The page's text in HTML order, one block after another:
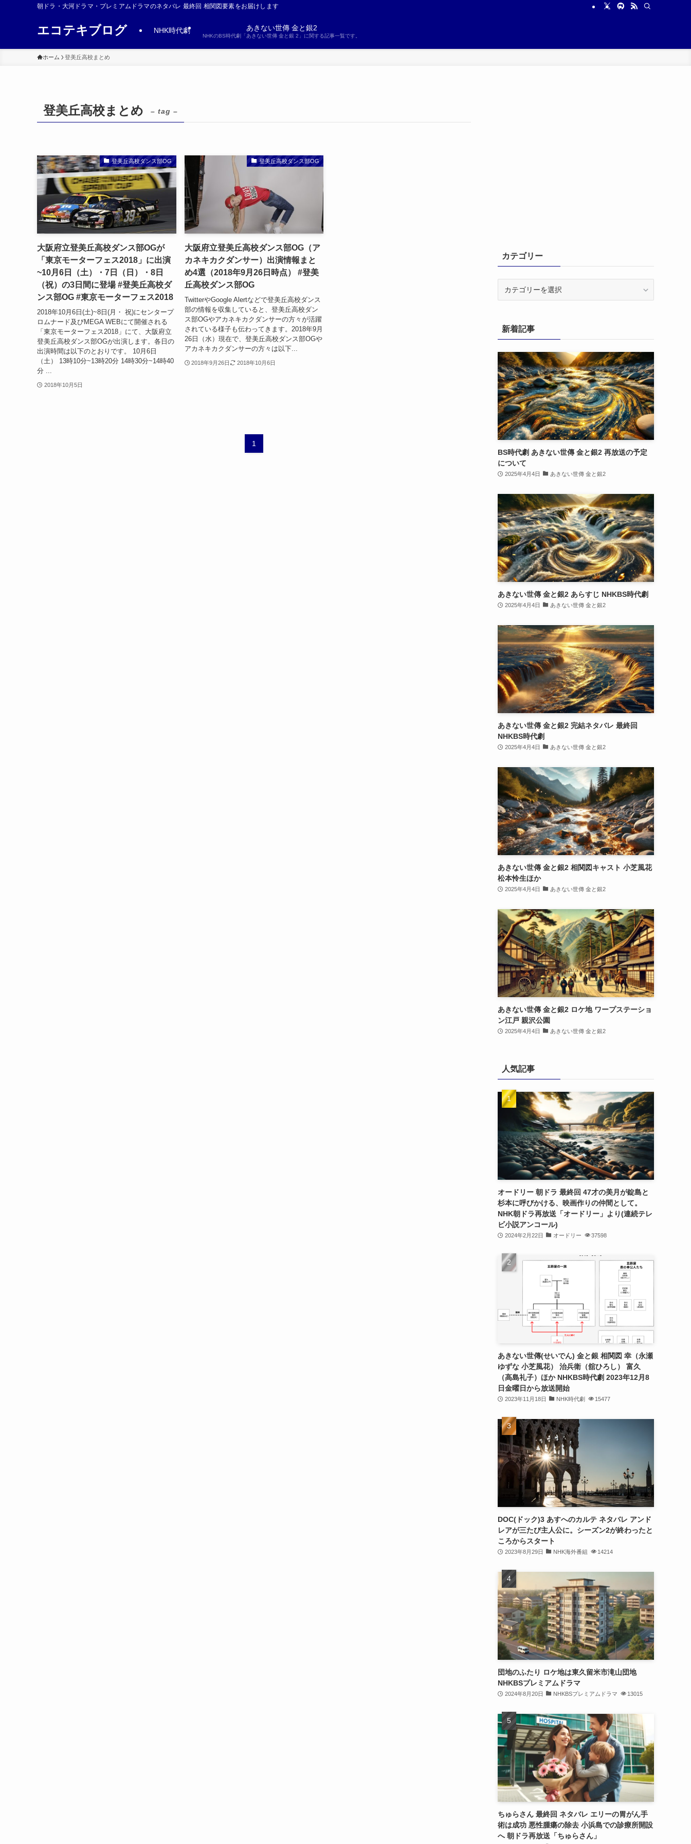
朝ドラ・大河ドラマ・プレミアムドラマのネタバレ 最終回 相関図要素をお届けします
エコテキブログ NHK時代劇 あきない世傳 金と銀2
NHKのBS時代劇「あきない世傳 金と銀 2」に関する記事一覧です。
ホーム 登美丘高校まとめ
登美丘高校まとめ – tag –
登美丘高校ダンス部OG
大阪府立登美丘高校ダンス部OGが
「東京モーターフェス2018」に出演
~10月6日（土）・7日（日）・8日
（祝）の3日間に登場 #登美丘高校ダ
ンス部OG #東京モーターフェス2018
2018年10月6日(土)~8日(月・ 祝)にセンタープ
ロムナード及びMEGA WEBにて開催される
「東京モーターフェス2018」にて、大阪府立
登美丘高校ダンス部OGが出演します。各日の
出演時間は以下のとおりです。 10月6日
（土） 13時10分~13時20分 14時30分~14時40
分 ...
2018年10月5日
登美丘高校ダンス部OG
大阪府立登美丘高校ダンス部OG（ア
カネキカクダンサー）出演情報まと
め4選（2018年9月26日時点） #登美
丘高校ダンス部OG
TwitterやGoogle Alertなどで登美丘高校ダンス
部の情報を収集していると、登美丘高校ダン
ス部OGやアカネキカクダンサーの方々が活躍
されている様子も伝わってきます。2018年9月
26日（水）現在で、登美丘高校ダンス部OGや
アカネキカクダンサーの方々は以下...
2018年9月26日 2018年10月6日
1
カテゴリー
ー新着記事
BS時代劇 あきない世傳 金と銀2 再放送の予定
について
2025年4月4日 あきない世傳 金と銀2
あきない世傳 金と銀2 あらすじ NHKBS時代劇
2025年4月4日 あきない世傳 金と銀2
あきない世傳 金と銀2 完結ネタバレ 最終回
NHKBS時代劇
2025年4月4日 あきない世傳 金と銀2
あきない世傳 金と銀2 相関図キャスト 小芝風花
松本怜生ほか
2025年4月4日 あきない世傳 金と銀2
あきない世傳 金と銀2 ロケ地 ワープステーショ
ン江戸 親沢公園
2025年4月4日 あきない世傳 金と銀2
人気記事
オードリー 朝ドラ 最終回 47才の美月が錠島と
杉本に呼びかける、映画作りの仲間として。
NHK朝ドラ再放送「オードリー」より(連続テレ
ビ小説アンコール)
2024年2月22日 オードリー 37598
あきない世傳(せいでん) 金と銀 相関図 幸（永瀬
ゆずな 小芝風花） 治兵衛（舘ひろし） 富久
（高島礼子）ほか NHKBS時代劇 2023年12月8
日金曜日から放送開始
2023年11月18日 NHK時代劇 15477
DOC(ドック)3 あすへのカルテ ネタバレ アンド
レアが三たび主人公に。シーズン2が終わったと
ころからスタート
2023年8月29日 NHK海外番組 14214
団地のふたり ロケ地は東久留米市滝山団地
NHKBSプレミアムドラマ
2024年8月20日 NHKBSプレミアムドラマ 13015
ちゅらさん 最終回 ネタバレ エリーの胃がん手
術は成功 悪性腫瘍の除去 小浜島での診療所開設
へ 朝ドラ再放送「ちゅらさん」